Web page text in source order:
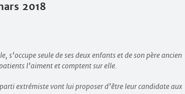
2018
seule de ses deux enfants et de son père ancien
l’aiment et comptent sur elle.
extrémiste vont lui proposer d’être leur candidate aux